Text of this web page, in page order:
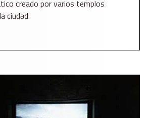
creado por varios templos
ciudad.